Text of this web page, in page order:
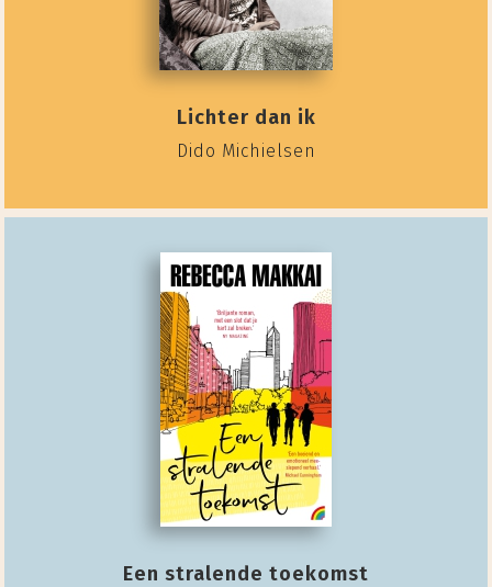
Lichter dan ik
Dido Michielsen
Een stralende toekomst